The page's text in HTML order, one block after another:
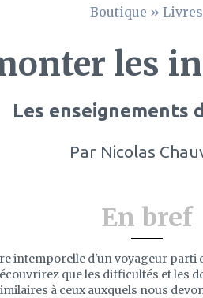
Boutique » Livres
les
Les enseignements
ParNicolas
En bref
intemporelle d'un voyageur parti
que les difficultés et les
à ceux auxquels nous